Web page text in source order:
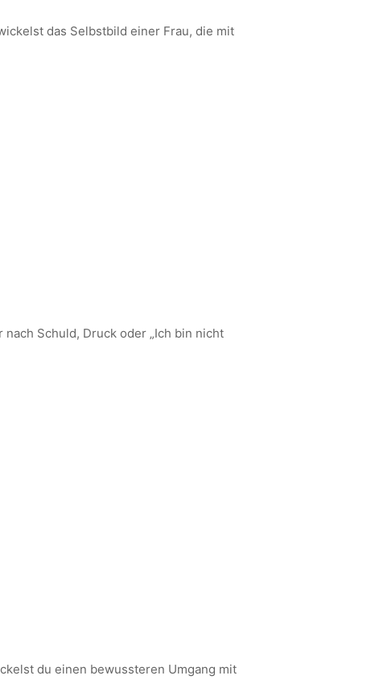
das Selbstbild einer Frau, die mit
Schuld, Druck oder „Ich bin nicht
du einen bewussteren Umgang mit